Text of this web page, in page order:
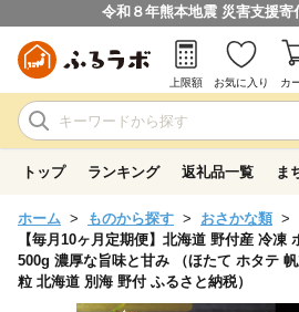
令和８年熊本地震 災害支援寄
上限額 お気に入り カ
トップ ランキング 返礼品一覧 ま
ホーム ものから探す
おさかな類
【毎月10ヶ月定期便】北海道 野付産 冷凍
500g 濃厚な旨味と甘み （ほたて ホタテ
粒 北海道 別海 野付 ふるさと納税）